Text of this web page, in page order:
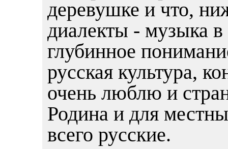
деревушке и что,
диалекты - музыка
глубинное
русская культура,
очень люблю и
Родина и для
всего русские.